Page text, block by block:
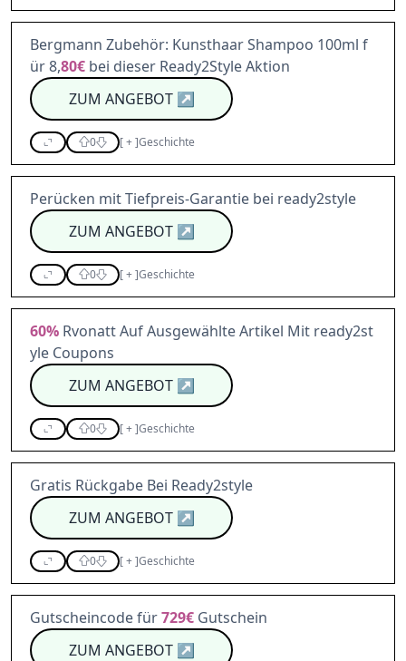
Bergmann Zubehör: Kunsthaar Shampoo 100ml f
ür 8,80€ bei dieser Ready2Style Aktion
ZUM ANGEBOT↗
0 [+]Geschichte
Perücken mit Tiefpreis-Garantie bei ready2style
ZUM ANGEBOT↗
0 [+]Geschichte
60% Rvonatt Auf Ausgewählte Artikel Mit ready2st
yle Coupons
ZUM ANGEBOT↗
0 [+]Geschichte
Gratis Rückgabe Bei Ready2style
ZUM ANGEBOT↗
0 [+]Geschichte
Gutscheincode für729€ Gutschein
ZUM ANGEBOT↗